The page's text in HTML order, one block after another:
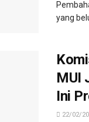
yang
MUI
Ini
22/02/